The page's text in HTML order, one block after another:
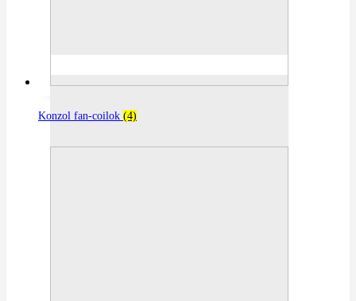
Konzol fan-coilok (4)